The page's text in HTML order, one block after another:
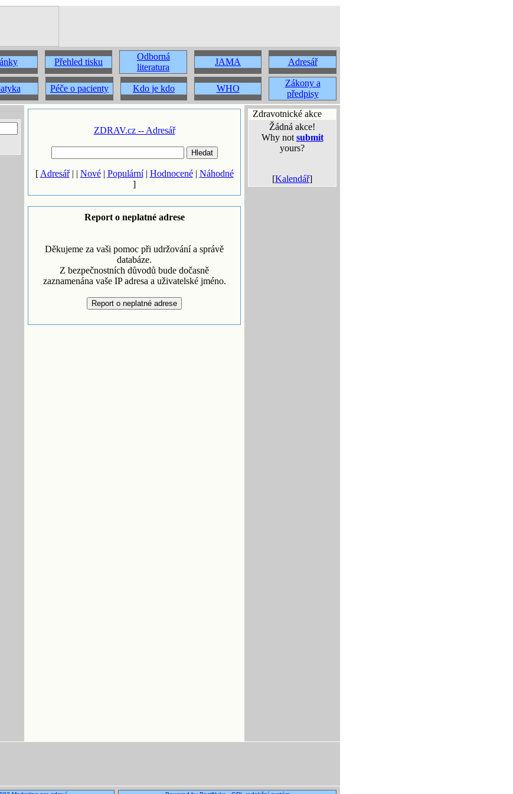
Přehled tisku
Odborná
literatura
JAMA Adresář
Péče o pacienty Kdo je kdo WHO
Zákony a
předpisy
ZDRAV.cz -- Adresář
[ Adresář| | Nové| Populární| Hodnocené| Náhodné
]
Report o neplatné adrese
Děkujeme za vaši pomoc při udržování a správě
databáze.
Z bezpečnostních důvodů bude dočasně
zaznamenána vaše IP adresa a uživatelské jméno.
Zdravotnické akce
Žádná akce!
Why not submit
yours?
[Kalendář]